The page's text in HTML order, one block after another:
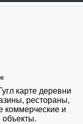
карте деревни
рестораны,
коммерческие и
объекты.